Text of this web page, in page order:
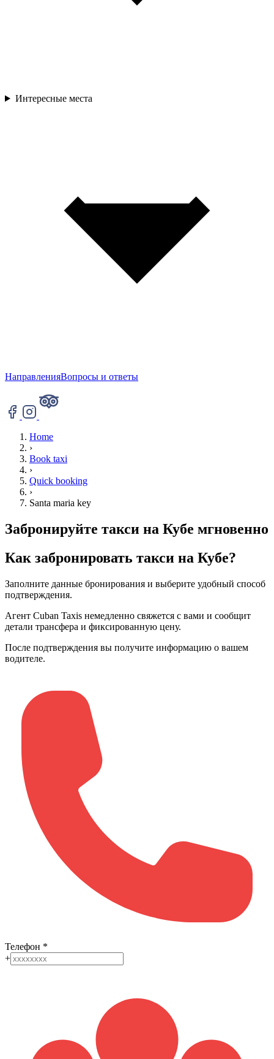
Интересные места
НаправленияВопросы и ответы
Home
›
Book taxi
›
Quick booking
›
Santa maria key
Забронируйте такси на Кубе мгновенно
Как забронировать такси на Кубе?
Заполните данные бронирования и выберите удобный способ
подтверждения.
Агент Cuban Taxis немедленно свяжется с вами и сообщит
детали трансфера и фиксированную цену.
После подтверждения вы получите информацию о вашем
водителе.
Телефон *
+